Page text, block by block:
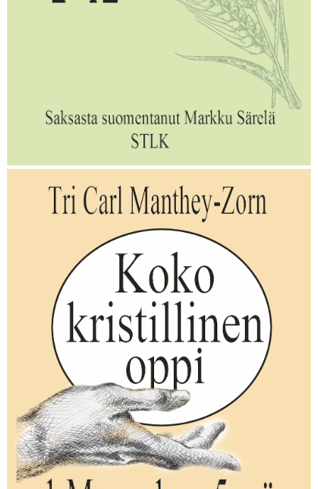
Psalmit 1–42
Carl Manthey-Zorn
Carl Manthey-Zornin teos on turvallista ja lohdullista Psalmien